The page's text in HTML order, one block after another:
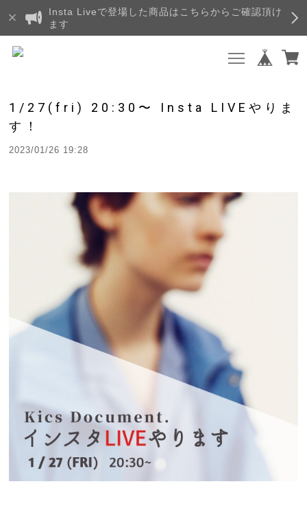
Insta Liveで登場した商品はこちらからご確認頂け
ます
1/27(fri) 20:30〜 Insta LIVEやりま
す！
2023/01/26 19:28